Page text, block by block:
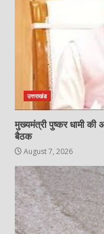
उत्तराखंड
मुख्यमंत्री पुष्कर धामी की
बैठक
August 7, 2026